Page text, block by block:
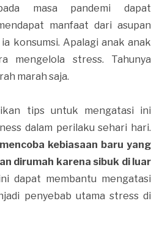
masa pandemi dapat
manfaat dari asupan
konsumsi. Apalagi anak anak
mengelola stress. Tahunya
marah saja.
tips untuk mengatasi ini
dalam perilaku sehari hari.
kebiasaan baru yang
dirumah karena sibuk di luar
dapat membantu mengatasi
penyebab utama stress di